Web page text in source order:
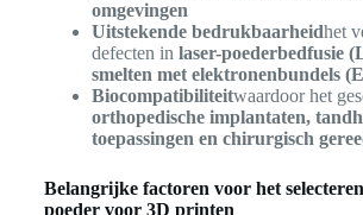
omgevingen
Uitstekende bedrukbaarheidhet
defecten in laser-poederbedfusie
smelten met elektronenbundels
Biocompatibiliteitwaardoor het
orthopedische implantaten,
toepassingen en chirurgisch
Belangrijke factoren voor het
poeder voor 3D printen